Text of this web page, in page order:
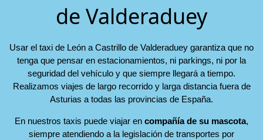
de Valderaduey
Usar el taxi de León a Castrillo de Valderaduey garantiza que no
tenga que pensar en estacionamientos, ni parkings, ni por la
seguridad del vehículo y que siempre llegará a tiempo.
Realizamos viajes de largo recorrido y larga distancia fuera de
Asturias a todas las provincias de España.
En nuestros taxis puede viajar en compañía de su mascota,
siempre atendiendo a la legislación de transportes por